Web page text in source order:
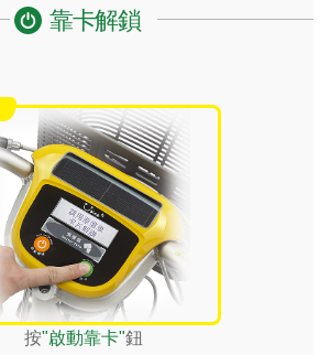
靠卡解鎖
按"啟動靠卡"鈕